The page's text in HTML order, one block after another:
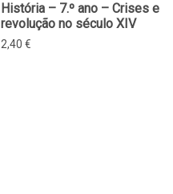
História – 7.º ano – Crises e
revolução no século XIV
2,40 €